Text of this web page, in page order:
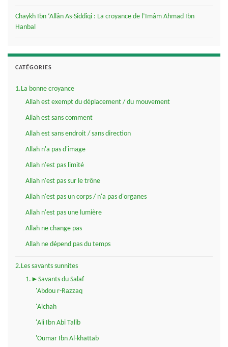
Chaykh Ibn ‘Allân As-Siddîqi : La croyance de l’Imâm Ahmad Ibn
Hanbal
CATÉGORIES
1.La bonne croyance
Allah est exempt du déplacement / du mouvement
Allah est sans comment
Allah est sans endroit / sans direction
Allah n'a pas d'image
Allah n'est pas limité
Allah n'est pas sur le trône
Allah n'est pas un corps / n'a pas d'organes
Allah n'est pas une lumière
Allah ne change pas
Allah ne dépend pas du temps
2.Les savants sunnites
1.►Savants du Salaf
'Abdou r-Razzaq
'Aichah
'Ali Ibn Abi Talib
'Oumar Ibn Al-khattab